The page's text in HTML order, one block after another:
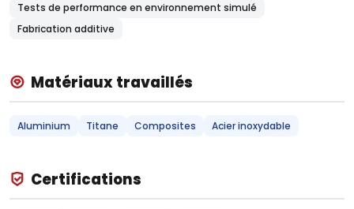
Tests de performance en environnement simulé
Fabrication additive
Matériaux travaillés
Aluminium Titane Composites Acier inoxydable
Certifications